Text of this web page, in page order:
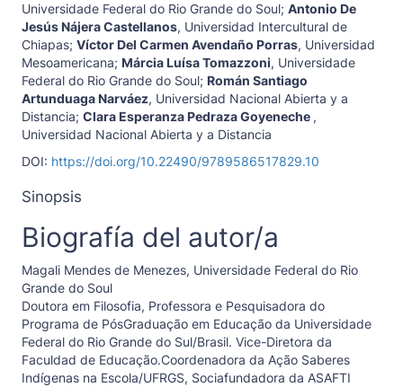
Universidade Federal do Rio Grande do Soul; Antonio De
Jesús Nájera Castellanos, Universidad Intercultural de
Chiapas; Víctor Del Carmen Avendaño Porras, Universidad
Mesoamericana; Márcia Luísa Tomazzoni, Universidade
Federal do Rio Grande do Soul; Román Santiago
Artunduaga Narváez, Universidad Nacional Abierta y a
Distancia; Clara Esperanza Pedraza Goyeneche ,
Universidad Nacional Abierta y a Distancia
DOI: https://doi.org/10.22490/9789586517829.10
Sinopsis
Biografía del autor/a
Magali Mendes de Menezes, Universidade Federal do Rio
Grande do Soul
Doutora em Filosofia, Professora e Pesquisadora do
Programa de PósGraduação em Educação da Universidade
Federal do Rio Grande do Sul/Brasil. Vice-Diretora da
Faculdad de Educação.Coordenadora da Ação Saberes
Indígenas na Escola/UFRGS, Sociafundadora da ASAFTI